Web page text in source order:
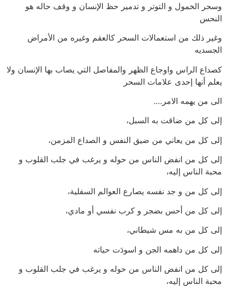
وسحر الخمول و التوتر و تدمير حظ الإنسان و وقف حاله هو
النحس
وغير ذلك من استعمالات السحر كالعقم وغيره من الأمراض
الجسديه
كصداع الراس واوجاع الظهر والمفاصل التي يصاب بها الإنسان ولا
يعلم أنها إحدى علامات السحر
الى من يهمه الامر….
إلى كل من ضاقت به السبل،
إلى كل من يعاني من ضيق النفس و الصداع المزمن،
إلى كل من انفض الناس من حوله و يرغب في جلب القلوب و
محبة الناس إليه،
إلى كل من و جد نفسه يصارع العوالم السفلية،
إلى كل من أحس بضجر و كرب نفسي أو مادي،
إلى كل من به مس شيطاني،
إلى كل من داهمه الجن و اسودَت حياته
إلى كل من انفض الناس من حوله و يرغب في جلب القلوب و
محبة الناس إليه،